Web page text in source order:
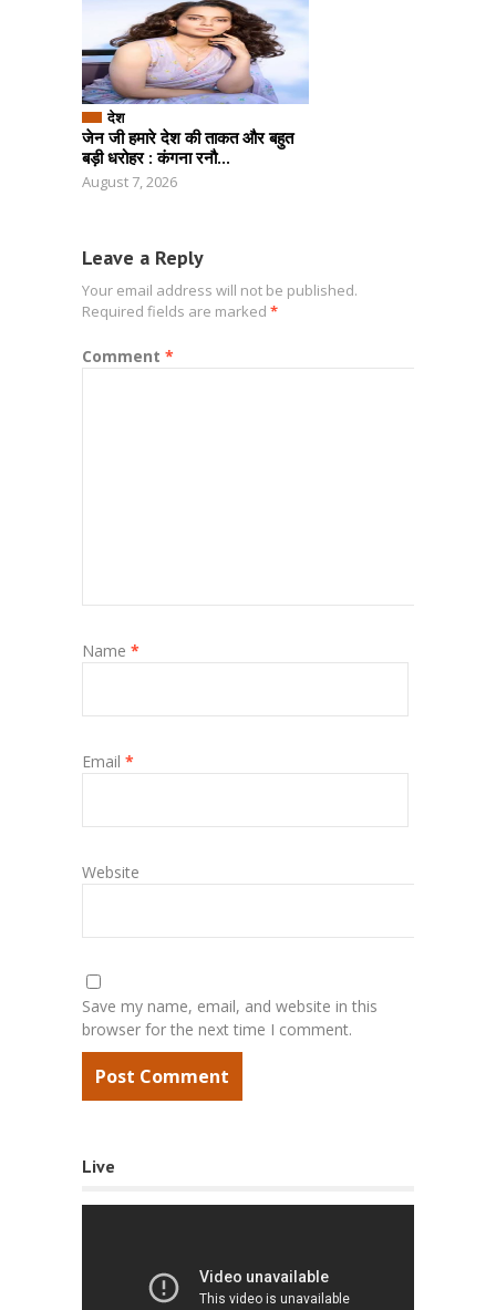
देश
जेन जी हमारे देश की ताकत और बहुत
बड़ी धरोहर : कंगना रनौ...
August 7, 2026
Leave a Reply
Your email address will not be published.
Required fields are marked *
Comment *
Name *
Email *
Website
Save my name, email, and website in this
browser for the next time I comment.
Live